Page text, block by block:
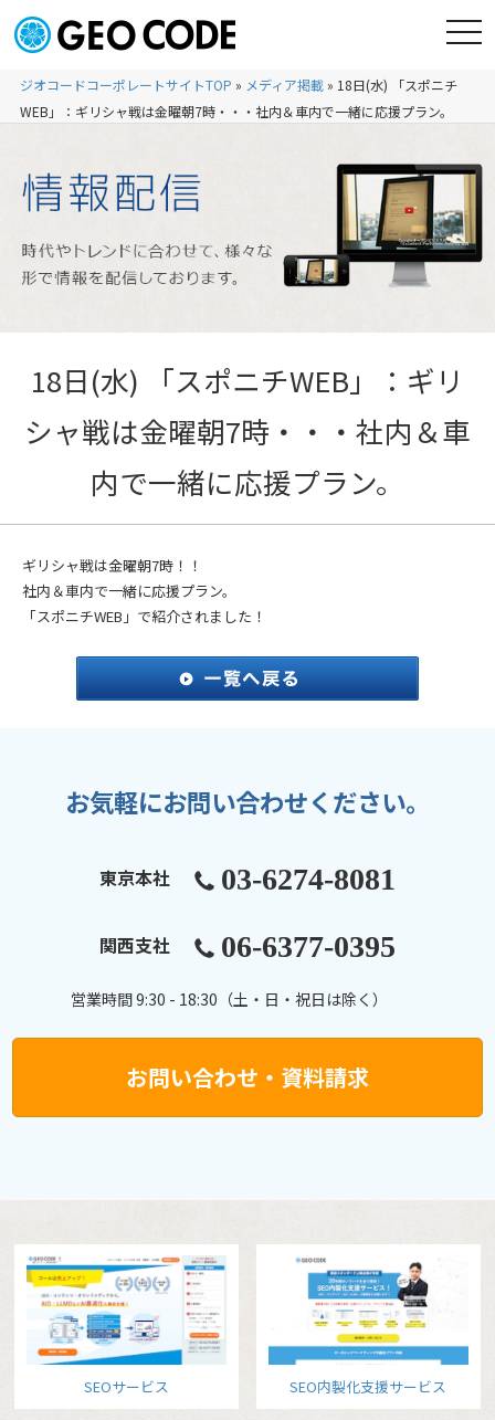
ジオコードコーポレートサイトTOP » メディア掲載» 18日(水) 「スポニチ
WEB」：ギリシャ戦は金曜朝7時・・・社内＆車内で一緒に応援プラン。
18日(水) 「スポニチWEB」：ギリ
シャ戦は金曜朝7時・・・社内＆車
内で一緒に応援プラン。
ギリシャ戦は金曜朝7時！！
社内＆車内で一緒に応援プラン。
「スポニチWEB」で紹介されました！
お気軽にお問い合わせください。
東京本社 03-6274-8081
関西支社 06-6377-0395
営業時間 9:30 - 18:30（土・日・祝日は除く）
お問い合わせ・資料請求
SEOサービス SEO内製化支援サービス